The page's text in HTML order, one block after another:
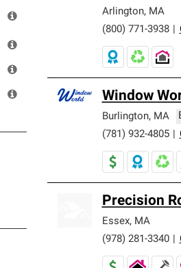
Arlington, MA
(800) 771-3938
Window
Burlington, MA
(781) 932-4805
Precision
Essex, MA
(978) 281-3340